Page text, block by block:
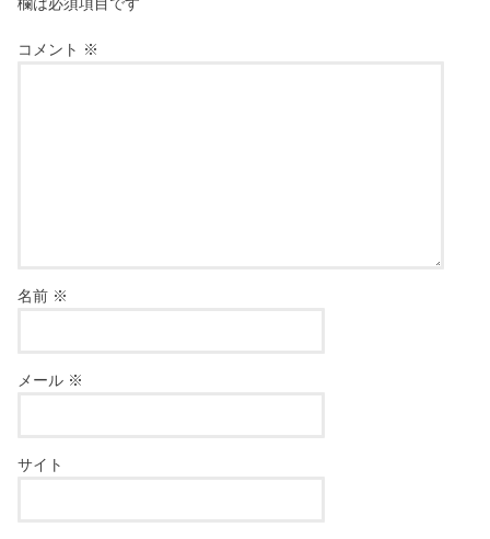
コメント ※
名前 ※
メール ※
サイト